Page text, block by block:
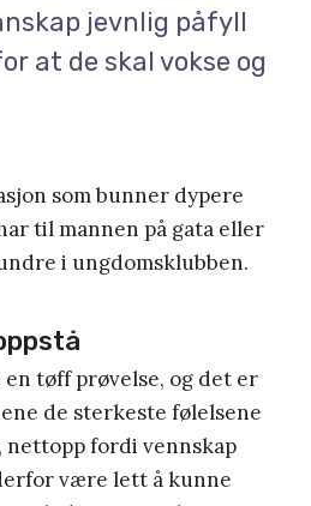
jevnlig påfyll
at de skal vokse og
som bunner dypere
til mannen på gata eller
i ungdomsklubben.
tøff prøvelse, og det er
de sterkeste følelsene
fordi vennskap
være lett å kunne